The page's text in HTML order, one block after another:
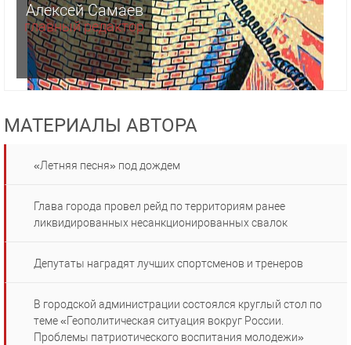
Алексей Самаев
главный редактор
МАТЕРИАЛЫ АВТОРА
«Летняя песня» под дождем
Глава города провел рейд по территориям ранее
ликвидированных несанкционированных свалок
Депутаты наградят лучших спортсменов и тренеров
В городской администрации состоялся круглый стол по
теме «Геополитическая ситуация вокруг России.
Проблемы патриотического воспитания молодежи»